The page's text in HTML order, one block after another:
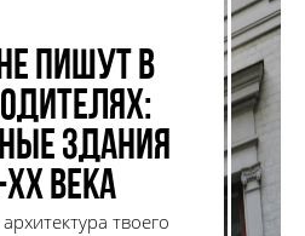
пишут в
здания
века
твоего